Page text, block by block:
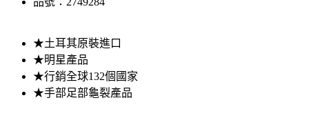
★土耳其原裝進口
★明星產品
★行銷全球132個國家
★手部足部龜裂產品